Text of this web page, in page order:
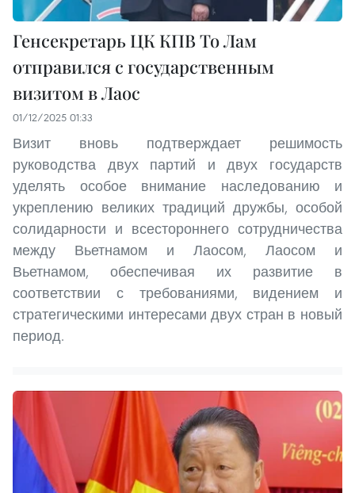
Генсекретарь ЦК КПВ То Лам
отправился с государственным
визитом в Лаос
01/12/2025 01:33
Визит вновь подтверждает решимость
руководства двух партий и двух государств
уделять особое внимание наследованию и
укреплению великих традиций дружбы, особой
солидарности и всестороннего сотрудничества
между Вьетнамом и Лаосом, Лаосом и
Вьетнамом, обеспечивая их развитие в
соответствии с требованиями, видением и
стратегическими интересами двух стран в новый
период.